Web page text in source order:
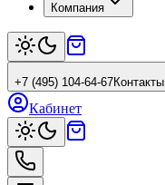
Компания
+7 (495) 104-64-67Контакты
Кабинет